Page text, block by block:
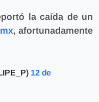
la caída de un
, afortunadamente
12 de